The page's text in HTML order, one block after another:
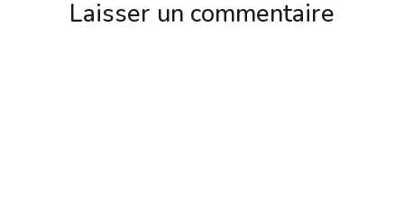
Laisser un commentaire